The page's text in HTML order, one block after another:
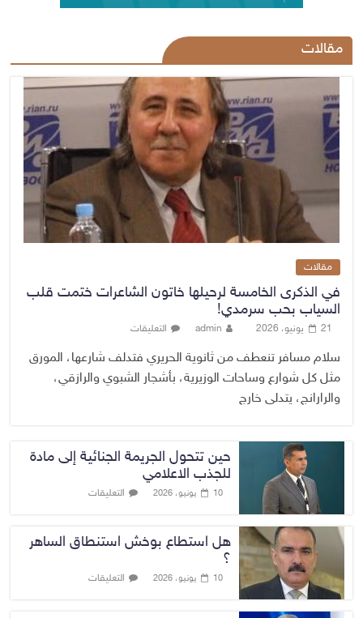
مقالات
مقالات
في الذكرى الخامسة لرحيلها خاتون الشاعرات ختمت قلب
السياب بحب سرمدي!
21 يونيو، 2026 admin التعليقات
سلام مسافر تنعطف من ثانوية الحريري فتدلف شارعها، المورق
مثل كل شوارع وساحات الوزيرية، بأشجار الشبوي والرازقي،
والرارانج، يتدلى خارج
حين تتحول الجريمة الجنائية إلى مادة
للجذب الاعلامي
10 يونيو، 2026 التعليقات
هل استطاع بوخش استنطاق الساهر
؟
10 يونيو، 2026 التعليقات